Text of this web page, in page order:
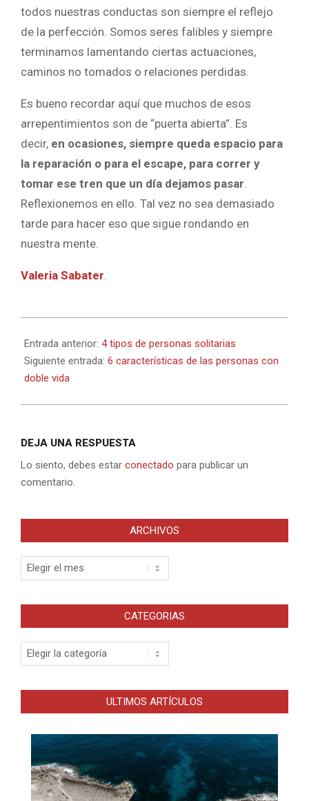
todos nuestras conductas son siempre el reflejo
de la perfección. Somos seres falibles y siempre
terminamos lamentando ciertas actuaciones,
caminos no tomados o relaciones perdidas.
Es bueno recordar aquí que muchos de esos
arrepentimientos son de “puerta abierta”. Es
decir, en ocasiones, siempre queda espacio para
la reparación o para el escape, para correr y
tomar ese tren que un día dejamos pasar.
Reflexionemos en ello. Tal vez no sea demasiado
tarde para hacer eso que sigue rondando en
nuestra mente.
Valeria Sabater.
03-
21
Entrada anterior: 4 tipos de personas solitarias
Siguiente entrada: 6 características de las personas con
doble vida
DEJA UNA RESPUESTA
Lo siento, debes estar conectado para publicar un
comentario.
ARCHIVOS
Archivos
CATEGORIAS
Categorias
ULTIMOS ARTÍCULOS